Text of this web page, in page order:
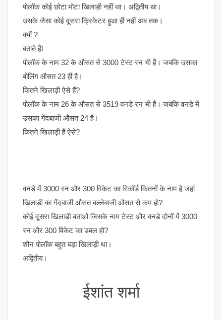
पोलॉक कोई छोटा मोटा खिलाड़ी नहीं था। अद्वितीय था।
उसके जैसा कोई दूसरा क्रिकेटर हुआ ही नहीं अब तक।
क्यों ?
बताते हैं!
पोलॉक के नाम 32 के औसत से 3000 टेस्ट रन भी हैं। जबकि उसका
बोलिंग औसत 23 ही है।
कितने खिलाड़ी ऐसे हैं?
पोलॉक के नाम 26 के औसत से 3519 वनडे रन भी हैं। जबकि वनडे में
उसका गेंदबाजी औसत 24 है।
कितने खिलाड़ी हैं ऐसे?
वनडे में 3000 रन और 300 विकेट का रिकॉर्ड कितनों के नाम है जहां
खिलाड़ी का गेंदबाजी औसत बल्लेबाजी औसत से कम हो?
कोई दूसरा खिलाड़ी बताओ जिसके नाम टेस्ट और वनडे दोनों में 3000
रन और 300 विकेट का डबल हो?
शौन पोलॉक बहुत बड़ा खिलाड़ी था।
अद्वितीय।
ईशांत शर्मा